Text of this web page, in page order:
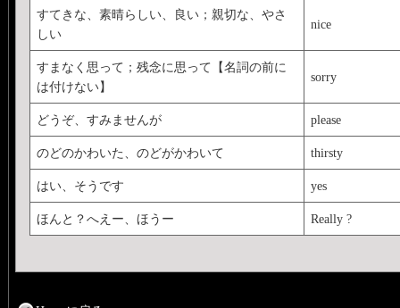
すてきな、素晴らしい、良い；親切な、やさ
しい
nice
すまなく思って；残念に思って【名詞の前に
は付けない】
sorry
どうぞ、すみませんが please
のどのかわいた、のどがかわいて thirsty
はい、そうです yes
ほんと？へえー、ほうー Really ?